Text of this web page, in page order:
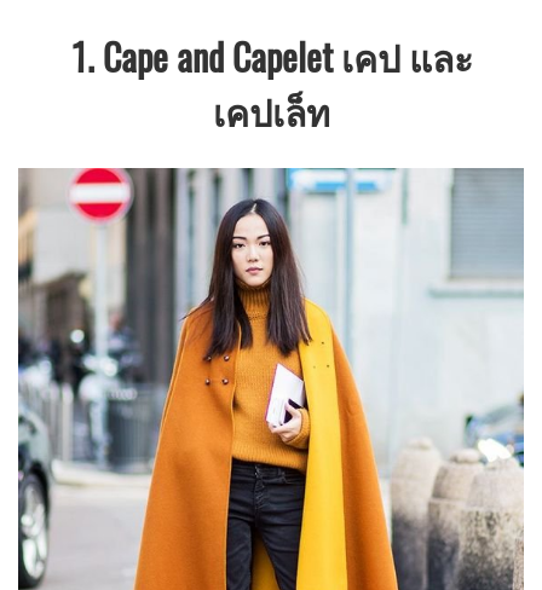
1. Cape and Capelet เคป และ
เคปเล็ท